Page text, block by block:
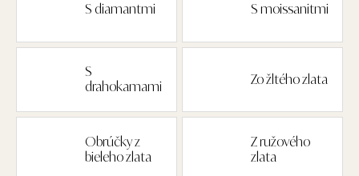
S diamantmi S moissanitmi
S
drahokamami
Zo žltého zlata
Obrúčky z
bieleho zlata
Z ružového
zlata